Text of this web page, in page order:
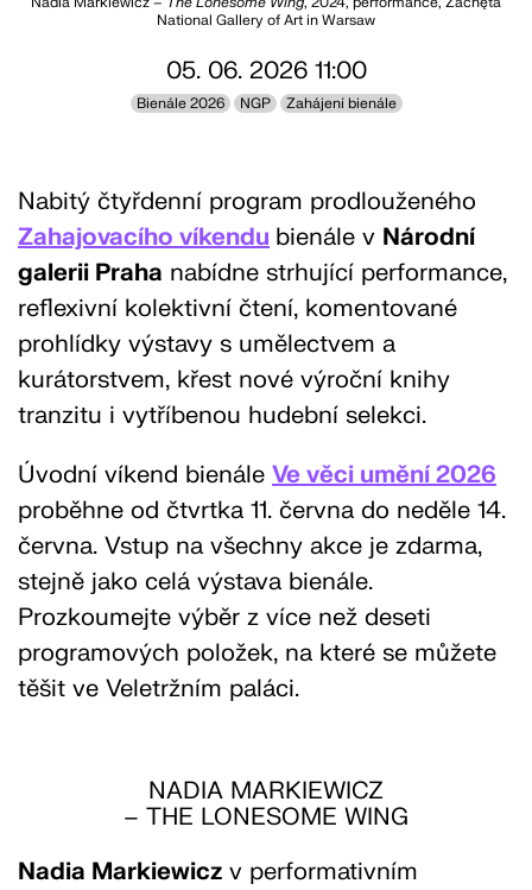
National Gallery of Art in Warsaw
05. 06. 2026 11:00
Bienále 2026 NGP Zahájení bienále
Nabitý čtyřdenní program prodlouženého
Zahajovacího víkendu bienále v Národní
galerii Praha nabídne strhující performance,
reflexivní kolektivní čtení, komentované
prohlídky výstavy s umělectvem a
kurátorstvem, křest nové výroční knihy
tranzitu i vytříbenou hudební selekci.
Úvodní víkend bienále Ve věci umění 2026
proběhne od čtvrtka 11. června do neděle 14.
června. Vstup na všechny akce je zdarma,
stejně jako celá výstava bienále.
Prozkoumejte výběr z více než deseti
programových položek, na které se můžete
těšit ve Veletržním paláci.
NADIA MARKIEWICZ
– THE LONESOME WING
Nadia Markiewicz v performativním